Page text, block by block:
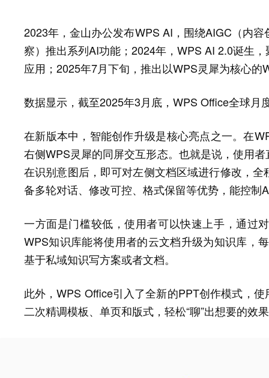
2023年，金山办公发布WPS AI，围绕AIGC（内
察）推出系列AI功能；2024年，WPS AI 2.0诞生
应用；2025年7月下旬，推出以WPS灵犀为核心的
数据显示，截至2025年3月底，WPS Office全球月
在新版本中，智能创作升级是核心亮点之一。在
右侧WPS灵犀的同屏交互形态。也就是说，使用
在识别意图后，即可对左侧文档区域进行修改，
备多轮对话、修改可控、格式保留等优势，能控制
一方面是门槛较低，使用者可以快速上手，通过
WPS知识库能将使用者的云文档升级为知识库，
基于私域知识写方案或者文档。
此外，WPS Office引入了全新的PPT创作模式，
二次精调模板、单页和版式，轻松“聊”出想要的效